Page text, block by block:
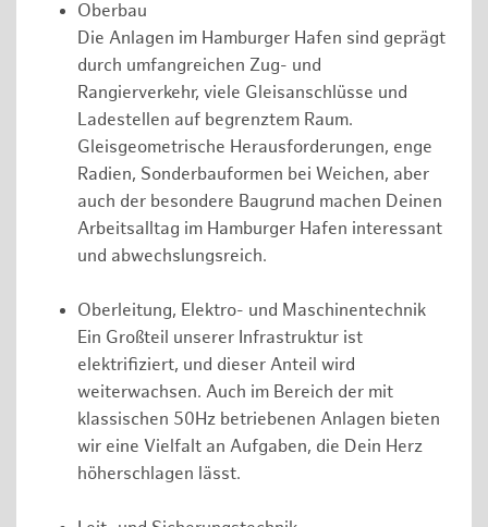
Oberbau
Die Anlagen im Hamburger Hafen sind geprägt
durch umfangreichen Zug- und
Rangierverkehr, viele Gleisanschlüsse und
Ladestellen auf begrenztem Raum.
Gleisgeometrische Herausforderungen, enge
Radien, Sonderbauformen bei Weichen, aber
auch der besondere Baugrund machen Deinen
Arbeitsalltag im Hamburger Hafen interessant
und abwechslungsreich.
Oberleitung, Elektro- und Maschinentechnik
Ein Großteil unserer Infrastruktur ist
elektrifiziert, und dieser Anteil wird
weiterwachsen. Auch im Bereich der mit
klassischen 50Hz betriebenen Anlagen bieten
wir eine Vielfalt an Aufgaben, die Dein Herz
höherschlagen lässt.